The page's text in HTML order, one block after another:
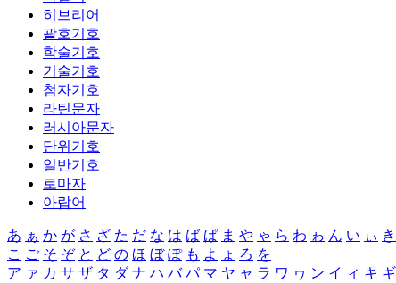
히브리어
괄호기호
학술기호
기술기호
첨자기호
라틴문자
러시아문자
단위기호
일반기호
로마자
아랍어
あ ぁ か が さ ざ た だ な は ば ぱ ま や ゃ ら わ ゎ ん い ぃ き
こ ご そ ぞ と ど の ほ ぼ ぽ も よ ょ ろ を
ア ァ カ サ ザ タ ダ ナ ハ バ パ マ ヤ ャ ラ ワ ヮ ン イ ィ キ ギ